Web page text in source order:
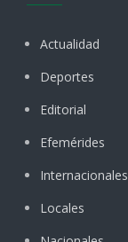
Actualidad
Deportes
Editorial
Efemérides
Internacionales
Locales